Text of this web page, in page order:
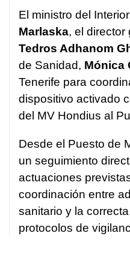
El ministro del
Marlaska, el director
Tedros Adhanom
de Sanidad, Mónica
Tenerife para
dispositivo activado
del MV Hondius al
Desde el Puesto de
un seguimiento
actuaciones
coordinación entre
sanitario y la
protocolos de